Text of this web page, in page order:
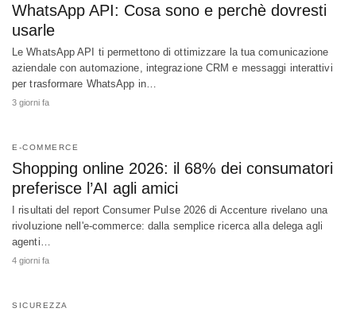
WhatsApp API: Cosa sono e perchè dovresti
usarle
Le WhatsApp API ti permettono di ottimizzare la tua comunicazione
aziendale con automazione, integrazione CRM e messaggi interattivi
per trasformare WhatsApp in…
3 giorni fa
E-COMMERCE
Shopping online 2026: il 68% dei consumatori
preferisce l’AI agli amici
I risultati del report Consumer Pulse 2026 di Accenture rivelano una
rivoluzione nell'e-commerce: dalla semplice ricerca alla delega agli
agenti…
4 giorni fa
SICUREZZA